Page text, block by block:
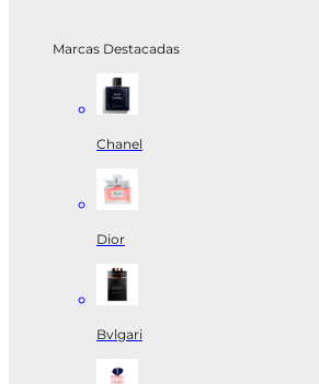
Marcas Destacadas
Chanel
Dior
Bvlgari